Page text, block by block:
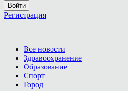
Войти
Регистрация
Все новости
Здравоохранение
Образование
Спорт
Город